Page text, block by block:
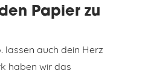
Papier zu
lassen auch dein Herz
haben wir das